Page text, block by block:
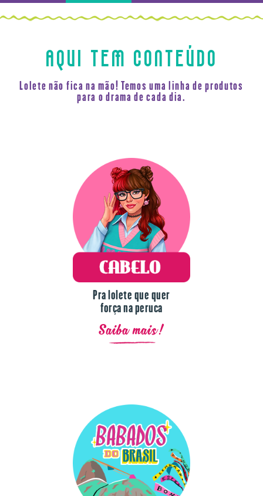
AQUI TEM CONTEÚDO
Lolete não fica na mão! Temos uma linha de produtos
para o drama de cada dia.
Pra lolete que quer
força na peruca
Saiba mais!